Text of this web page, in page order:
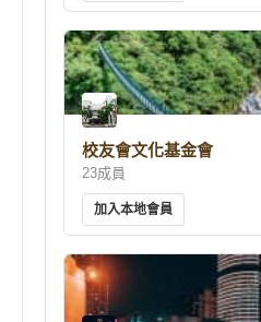
校友會文化基金會
23成員
加入本地會員